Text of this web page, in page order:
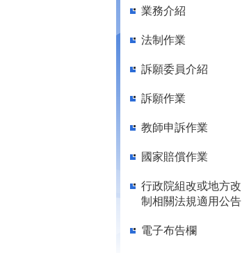
業務介紹
法制作業
訴願委員介紹
訴願作業
教師申訴作業
國家賠償作業
行政院組改或地方改
制相關法規適用公告
電子布告欄